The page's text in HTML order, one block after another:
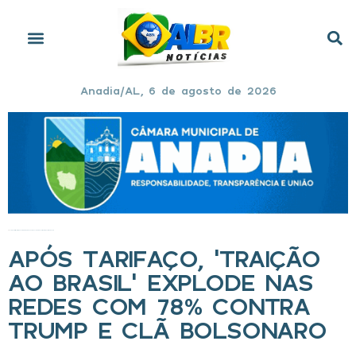
Anadia/AL, 6 de agosto de 2026
APÓS TARIFAÇO, ‘TRAIÇÃO
AO BRASIL’ EXPLODE NAS
REDES COM 78% CONTRA
TRUMP E CLÃ BOLSONARO